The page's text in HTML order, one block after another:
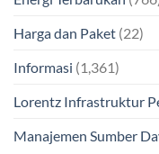
Harga dan Paket (22)
Informasi (1,361)
Lorentz Infrastruktur
Manajemen Sumber